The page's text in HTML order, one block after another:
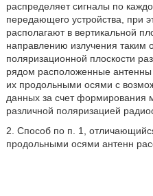
распределяет сигналы по
передающего устройства, при
располагают в вертикальной
направлению излучения таким
поляризационной плоскости
рядом расположенные
их продольными осями с
данных за счет формирования
различной поляризацией
2. Способ по п. 1,
продольными осями антенн